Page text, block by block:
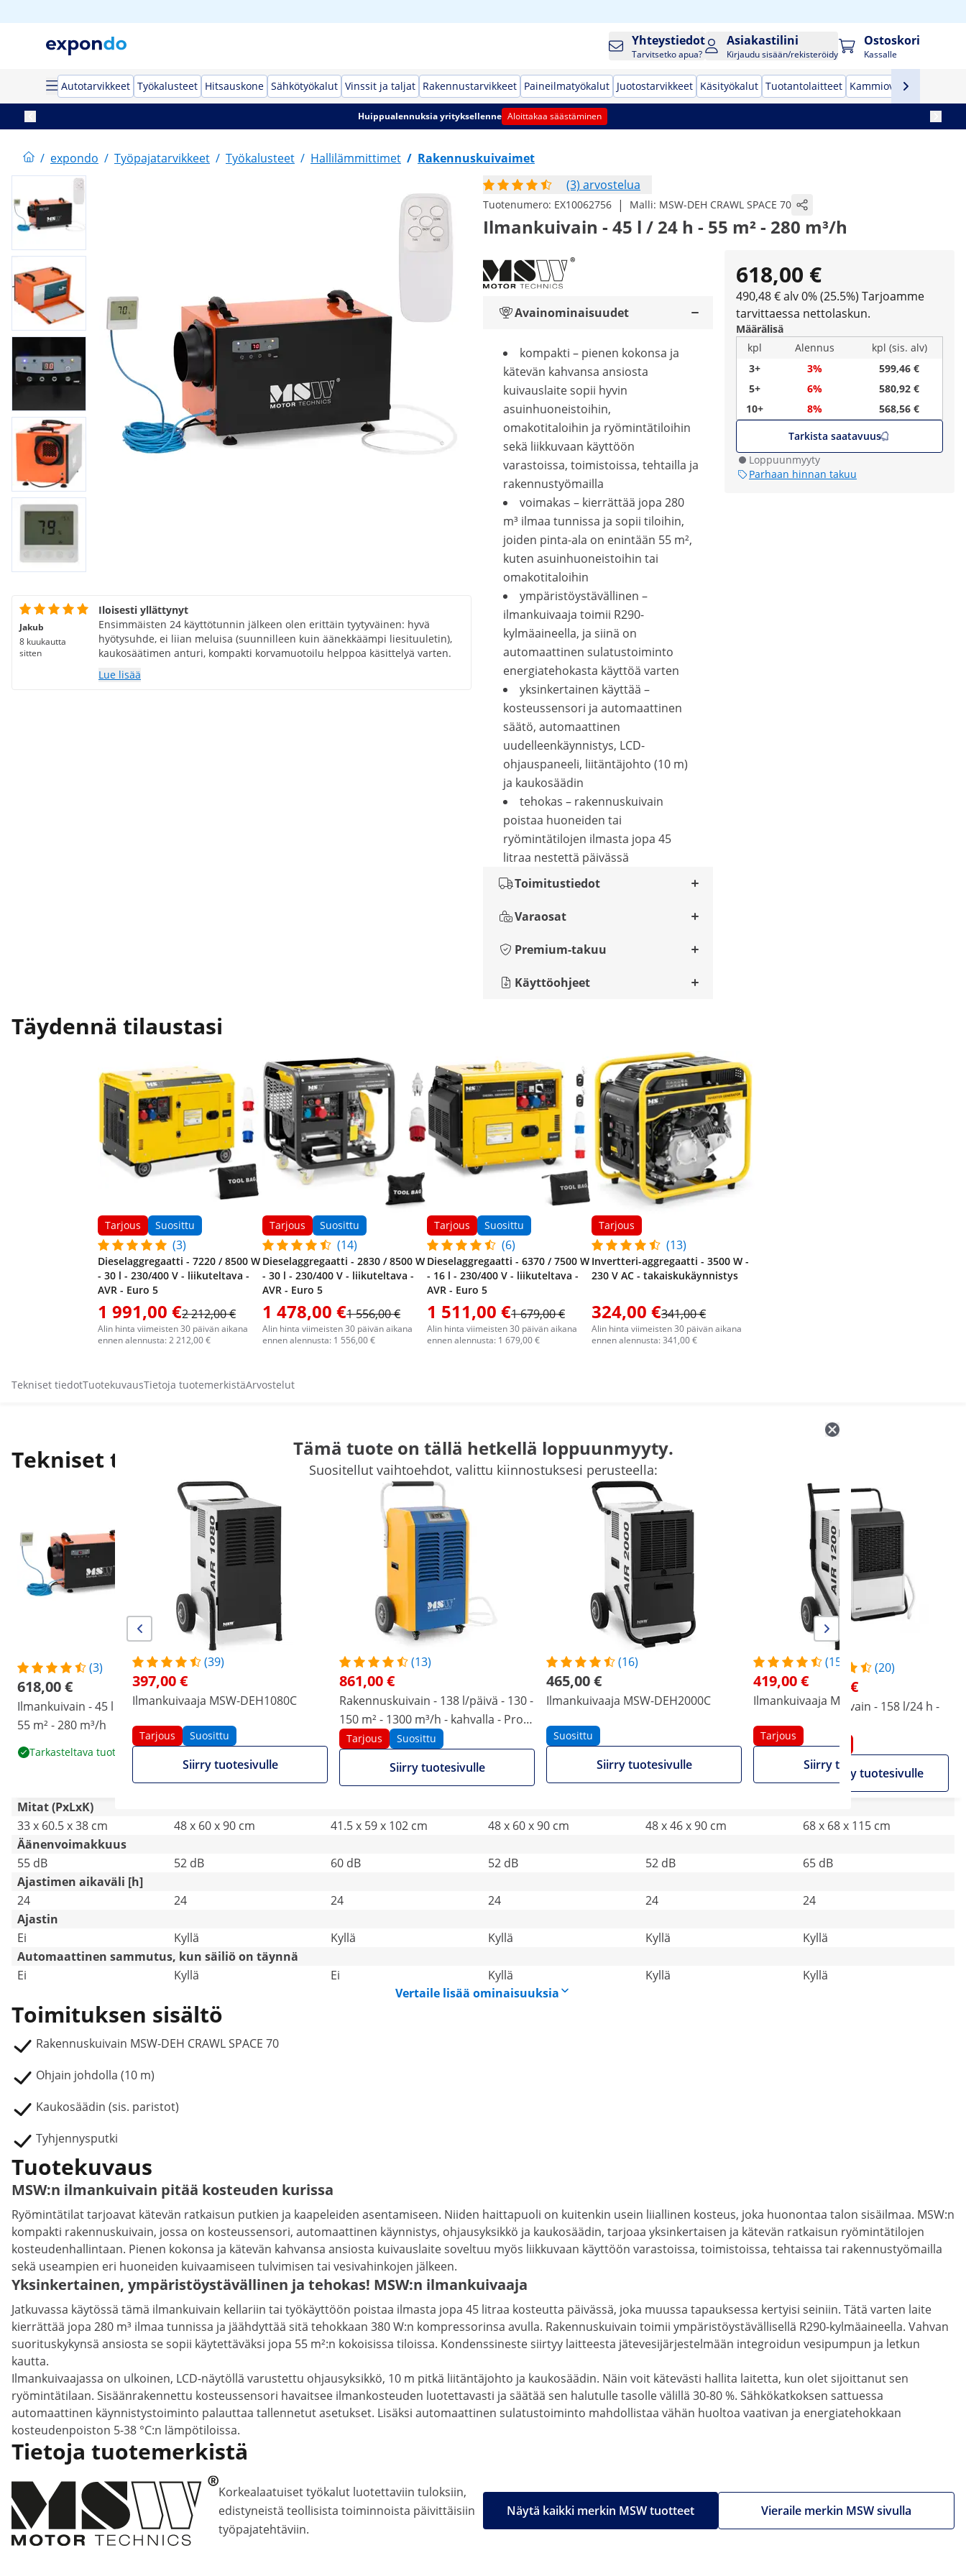
Yhteystiedot
Tarvitsetko apua?
Asiakastilini
Kirjaudu sisään/rekisteröidy
Ostoskori
Kassalle
Autotarvikkeet Työkalusteet Hitsauskone Sähkötyökalut Vinssit ja taljat Rakennustarvikkeet Paineilmatyökalut Juotostarvikkeet Käsityökalut Tuotantolaitteet Kammiovakuumikone
Huippualennuksia yrityksellenne Aloittakaa säästäminen
/ expondo / Työpajatarvikkeet / Työkalusteet / Hallilämmittimet / Rakennuskuivaimet
(3) arvostelua
Tuotenumero: EX10062756 | Malli: MSW-DEH CRAWL SPACE 70
Ilmankuivain - 45 l / 24 h - 55 m² - 280 m³/h
618,00 €
490,48 € alv 0% (25.5%) Tarjoamme
tarvittaessa nettolaskun.
Määrälisä
kpl
Alennus
kpl (sis. alv)
3+
3%
599,46 €
5+
6%
580,92 €
10+
8%
568,56 €
Tarkista saatavuus
Loppuunmyyty
Parhaan hinnan takuu
Avainominaisuudet
kompakti – pienen kokonsa ja
kätevän kahvansa ansiosta
kuivauslaite sopii hyvin
asuinhuoneistoihin,
omakotitaloihin ja ryömintätiloihin
sekä liikkuvaan käyttöön
varastoissa, toimistoissa, tehtailla ja
rakennustyömailla
voimakas – kierrättää jopa 280
m³ ilmaa tunnissa ja sopii tiloihin,
joiden pinta-ala on enintään 55 m²,
kuten asuinhuoneistoihin tai
omakotitaloihin
ympäristöystävällinen –
ilmankuivaaja toimii R290-
kylmäaineella, ja siinä on
automaattinen sulatustoiminto
energiatehokasta käyttöä varten
yksinkertainen käyttää –
kosteussensori ja automaattinen
säätö, automaattinen
uudelleenkäynnistys, LCD-
ohjauspaneeli, liitäntäjohto (10 m)
ja kaukosäädin
tehokas – rakennuskuivain
poistaa huoneiden tai
ryömintätilojen ilmasta jopa 45
litraa nestettä päivässä
Toimitustiedot
Varaosat
Premium-takuu
Käyttöohjeet
Jakub
8 kuukautta
sitten
Iloisesti yllättynyt
Ensimmäisten 24 käyttötunnin jälkeen olen erittäin tyytyväinen: hyvä
hyötysuhde, ei liian meluisa (suunnilleen kuin äänekkäämpi liesituuletin),
kaukosäätimen anturi, kompakti korvamuotoilu helppoa käsittelyä varten.
Lue lisää
Täydennä tilaustasi
Tarjous Suosittu
(3)
Dieselaggregaatti - 7220 / 8500 W
- 30 l - 230/400 V - liikuteltava -
AVR - Euro 5
1 991,00 €2 212,00 €
Alin hinta viimeisten 30 päivän aikana
ennen alennusta: 2 212,00 €
Tarjous Suosittu
(14)
Dieselaggregaatti - 2830 / 8500 W
- 30 l - 230/400 V - liikuteltava -
AVR - Euro 5
1 478,00 €1 556,00 €
Alin hinta viimeisten 30 päivän aikana
ennen alennusta: 1 556,00 €
Tarjous Suosittu
(6)
Dieselaggregaatti - 6370 / 7500 W
- 16 l - 230/400 V - liikuteltava -
AVR - Euro 5
1 511,00 €1 679,00 €
Alin hinta viimeisten 30 päivän aikana
ennen alennusta: 1 679,00 €
Tarjous
(13)
Invertteri-aggregaatti - 3500 W -
230 V AC - takaiskukäynnistys
324,00 €341,00 €
Alin hinta viimeisten 30 päivän aikana
ennen alennusta: 341,00 €
Tekniset tiedotTuotekuvausTietoja tuotemerkistäArvostelut
Tekniset tiedot
(3)
618,00 €
Ilmankuivain - 45 l / 24 h -
55 m² - 280 m³/h
Tarkasteltava tuote
397,00 €
Ilmankuivaaja MSW-
DEH1080C
Tarjous Suosittu
Siirry tuotesivulle
(13)
861,00 €
Rakennuskuivain - 138
l/päivä - 130 - 150 m² -
1300 m³/h - kahvalla - Pro
Tarjous Suosittu
Siirry tuotesivulle
(16)
Ilmankuivaaja MSW-
DEH2000C
Siirry tuotesivulle
Ilmankuivaaja MSW-
Tarjous
Siirry tuotesivulle
(20)
971,00 €
Ilmankuivain - 158 l/24 h -
260 m²
Tarjous
Siirry tuotesivulle
Mitat (PxLxK)
33 x 60.5 x 38 cm
48 x 60 x 90 cm 41.5 x 59 x 102 cm 48 x 60 x 90 cm 48 x 46 x 90 cm
68 x 68 x 115 cm
Äänenvoimakkuus
55 dB
52 dB 60 dB 52 dB 52 dB
65 dB
Ajastimen aikaväli [h]
24
24 24 24 24
24
Ajastin
Ei
Kyllä Kyllä Kyllä Kyllä
Kyllä
Automaattinen sammutus, kun säiliö on täynnä
Ei
Kyllä Ei Kyllä Kyllä
Kyllä
Vertaile lisää ominaisuuksia
Toimituksen sisältö
Rakennuskuivain MSW-DEH CRAWL SPACE 70
Ohjain johdolla (10 m)
Kaukosäädin (sis. paristot)
Tyhjennysputki
Tämä tuote on tällä hetkellä loppuunmyyty.
Suositellut vaihtoehdot, valittu kiinnostuksesi perusteella:
(39)
397,00 €
Ilmankuivaaja MSW-DEH1080C
Tarjous Suosittu
Siirry tuotesivulle
(13)
861,00 €
Rakennuskuivain - 138 l/päivä - 130 -
150 m² - 1300 m³/h - kahvalla - Pro
Series
Tarjous Suosittu
Siirry tuotesivulle
(16)
465,00 €
Ilmankuivaaja MSW-DEH2000C
Suosittu
Siirry tuotesivulle
(15)
419,00 €
Ilmankuivaaja MSW-DEH1080A
Tarjous
Siirry tuotesivulle
Tuotekuvaus
MSW:n ilmankuivain pitää kosteuden kurissa
Ryömintätilat tarjoavat kätevän ratkaisun putkien ja kaapeleiden asentamiseen. Niiden haittapuoli on kuitenkin usein liiallinen kosteus, joka huonontaa talon sisäilmaa. MSW:n
kompakti rakennuskuivain, jossa on kosteussensori, automaattinen käynnistys, ohjausyksikkö ja kaukosäädin, tarjoaa yksinkertaisen ja kätevän ratkaisun ryömintätilojen
kosteudenhallintaan. Pienen kokonsa ja kätevän kahvansa ansiosta kuivauslaite soveltuu myös liikkuvaan käyttöön varastoissa, toimistoissa, tehtaissa tai rakennustyömailla
sekä useampien eri huoneiden kuivaamiseen tulvimisen tai vesivahinkojen jälkeen.
Yksinkertainen, ympäristöystävällinen ja tehokas! MSW:n ilmankuivaaja
Jatkuvassa käytössä tämä ilmankuivain kellariin tai työkäyttöön poistaa ilmasta jopa 45 litraa kosteutta päivässä, joka muussa tapauksessa kertyisi seiniin. Tätä varten laite
kierrättää jopa 280 m³ ilmaa tunnissa ja jäähdyttää sitä tehokkaan 380 W:n kompressorinsa avulla. Rakennuskuivain toimii ympäristöystävällisellä R290-kylmäaineella. Vahvan
suorituskykynsä ansiosta se sopii käytettäväksi jopa 55 m²:n kokoisissa tiloissa. Kondenssineste siirtyy laitteesta jätevesijärjestelmään integroidun vesipumpun ja letkun
kautta.
Ilmankuivaajassa on ulkoinen, LCD-näytöllä varustettu ohjausyksikkö, 10 m pitkä liitäntäjohto ja kaukosäädin. Näin voit kätevästi hallita laitetta, kun olet sijoittanut sen
ryömintätilaan. Sisäänrakennettu kosteussensori havaitsee ilmankosteuden luotettavasti ja säätää sen halutulle tasolle välillä 30-80 %. Sähkökatkoksen sattuessa
automaattinen käynnistystoiminto palauttaa tallennetut asetukset. Lisäksi automaattinen sulatustoiminto mahdollistaa vähän huoltoa vaativan ja energiatehokkaan
kosteudenpoiston 5-38 °C:n lämpötiloissa.
Tietoja tuotemerkistä
Korkealaatuiset työkalut luotettaviin tuloksiin,
edistyneistä teollisista toiminnoista päivittäisiin
työpajatehtäviin.
Vieraile merkin MSW sivulla
Näytä kaikki merkin MSW tuotteet